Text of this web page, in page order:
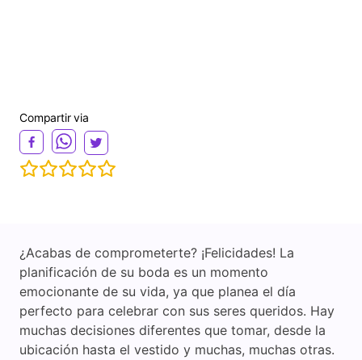
Compartir via
¿Acabas de comprometerte? ¡Felicidades! La
planificación de su boda es un momento
emocionante de su vida, ya que planea el día
perfecto para celebrar con sus seres queridos. Hay
muchas decisiones diferentes que tomar, desde la
ubicación hasta el vestido y muchas, muchas otras.